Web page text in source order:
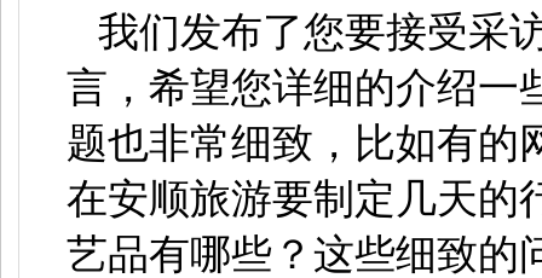
我们发布了您要接受采
言，希望您详细的介绍一
题也非常细致，比如有的
在安顺旅游要制定几天的
艺品有哪些？这些细致的